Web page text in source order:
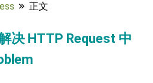
正文
决 HTTP Request 中